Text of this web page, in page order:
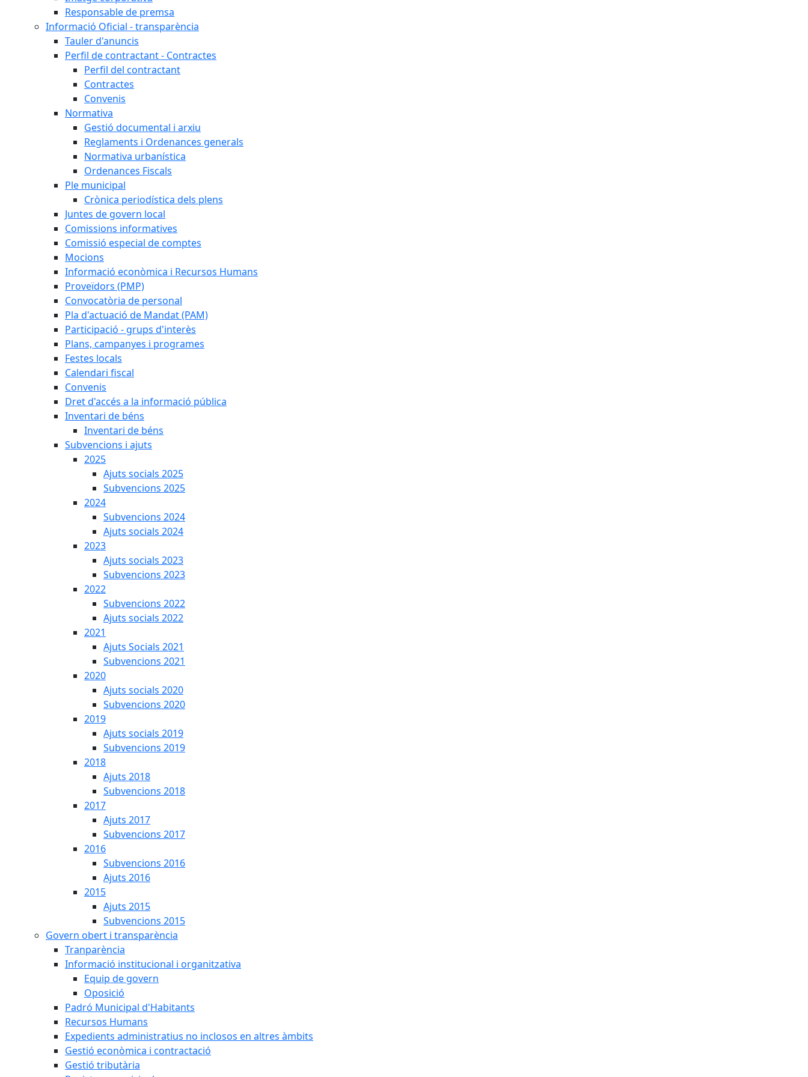
Responsable de premsa
Informació Oficial - transparència
Tauler d'anuncis
Perfil de contractant - Contractes
Perfil del contractant
Contractes
Convenis
Normativa
Gestió documental i arxiu
Reglaments i Ordenances generals
Normativa urbanística
Ordenances Fiscals
Ple municipal
Crònica periodística dels plens
Juntes de govern local
Comissions informatives
Comissió especial de comptes
Mocions
Informació econòmica i Recursos Humans
Proveïdors (PMP)
Convocatòria de personal
Pla d'actuació de Mandat (PAM)
Participació - grups d'interès
Plans, campanyes i programes
Festes locals
Calendari fiscal
Convenis
Dret d'accés a la informació pública
Inventari de béns
Inventari de béns
Subvencions i ajuts
2025
Ajuts socials 2025
Subvencions 2025
2024
Subvencions 2024
Ajuts socials 2024
2023
Ajuts socials 2023
Subvencions 2023
2022
Subvencions 2022
Ajuts socials 2022
2021
Ajuts Socials 2021
Subvencions 2021
2020
Ajuts socials 2020
Subvencions 2020
2019
Ajuts socials 2019
Subvencions 2019
2018
Ajuts 2018
Subvencions 2018
2017
Ajuts 2017
Subvencions 2017
2016
Subvencions 2016
Ajuts 2016
2015
Ajuts 2015
Subvencions 2015
Govern obert i transparència
Tranparència
Informació institucional i organitzativa
Equip de govern
Oposició
Padró Municipal d'Habitants
Recursos Humans
Expedients administratius no inclosos en altres àmbits
Gestió econòmica i contractació
Gestió tributària